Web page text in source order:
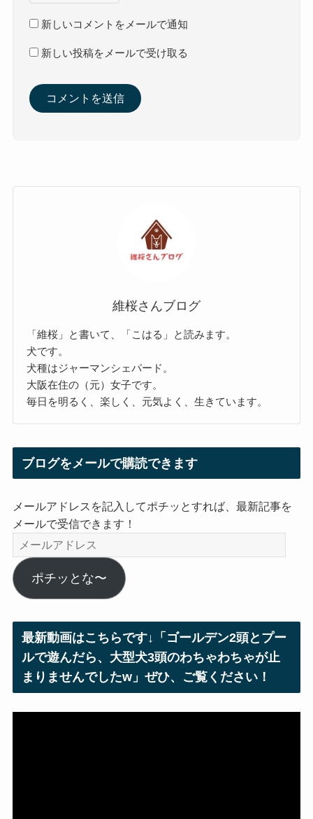
新しいコメントをメールで通知
新しい投稿をメールで受け取る
維桜さんブログ
「維桜」と書いて、「こはる」と読みます。
犬です。
犬種はジャーマンシェパード。
大阪在住の（元）女子です。
毎日を明るく、楽しく、元気よく、生きています。
ブログをメールで購読できます
メールアドレスを記入してポチッとすれば、最新記事を
メールで受信できます！
メ
ー
ル
ア
ス
ポチッとな〜
最新動画はこちらです↓「ゴールデン2頭とプー
ルで遊んだら、大型犬3頭のわちゃわちゃが止
まりませんでしたw」ぜひ、ご覧ください！